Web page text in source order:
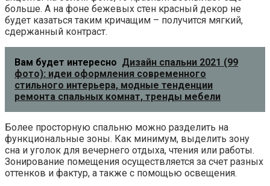
больше. А на фоне бежевых стен красный декор не
будет казаться таким кричащим – получится мягкий,
сдержанный контраст.
Вам будет интересно Дизайн спальни 2021 (99
фото): идеи оформления современного
стильного интерьера, модные тенденции
ремонта спальных комнат, тренды мебели
Более просторную спальню можно разделить на
функциональные зоны. Как минимум, выделить зону
сна и уголок для вечернего отдыха, чтения или работы.
Зонирование помещения осуществляется за счет разных
оттенков и фактур, а также с помощью освещения.